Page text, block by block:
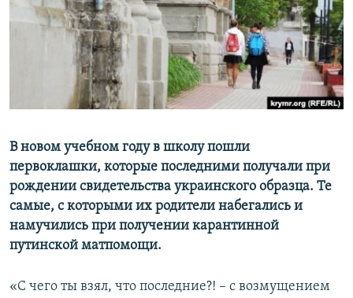
ПОБЕДИТЕЛЕЙ НЕ СУДЯТ?
КРЫМ.НЕПОКОРЕННЫЙ
УКРАИНСКАЯ ПРОБЛЕМА КРЫМА
ПРИСОЕДИНЯЙТЕСЬ!
В новом учебном году в школу пошли
первоклашки, которые последними получали при
рождении свидетельства украинского образца. Те
самые, с которыми их родители набегались и
намучились при получении карантинной
путинской матпомощи.
«С чего ты взял, что последние?! – с возмущением